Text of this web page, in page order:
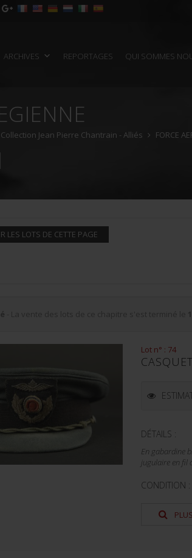
ARCHIVES REPORTAGES QUI SOMMES
Jean Pierre Chantrain - Alliés FORCE
LES LOTS DE CETTE PAGE
Lot n° : 74
DÉTAILS :
En gabardine
jugulaire en fil
CONDITION :